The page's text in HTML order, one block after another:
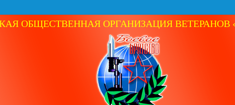
ОБЩЕСТВЕННАЯ ОРГАНИЗАЦИЯ ВЕТЕРАНОВ